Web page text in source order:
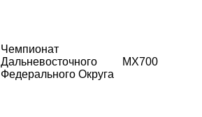
Чемпионат
Дальневосточного
Федерального Округа
MX700